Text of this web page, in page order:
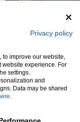
Privacy policy
to improve our website,
website experience. For
settings.
and
Data may be shared
.